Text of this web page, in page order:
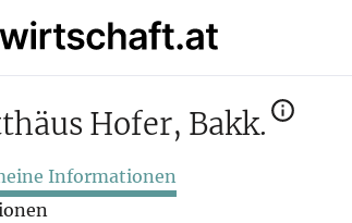
Hofer, Bakk.
Informationen